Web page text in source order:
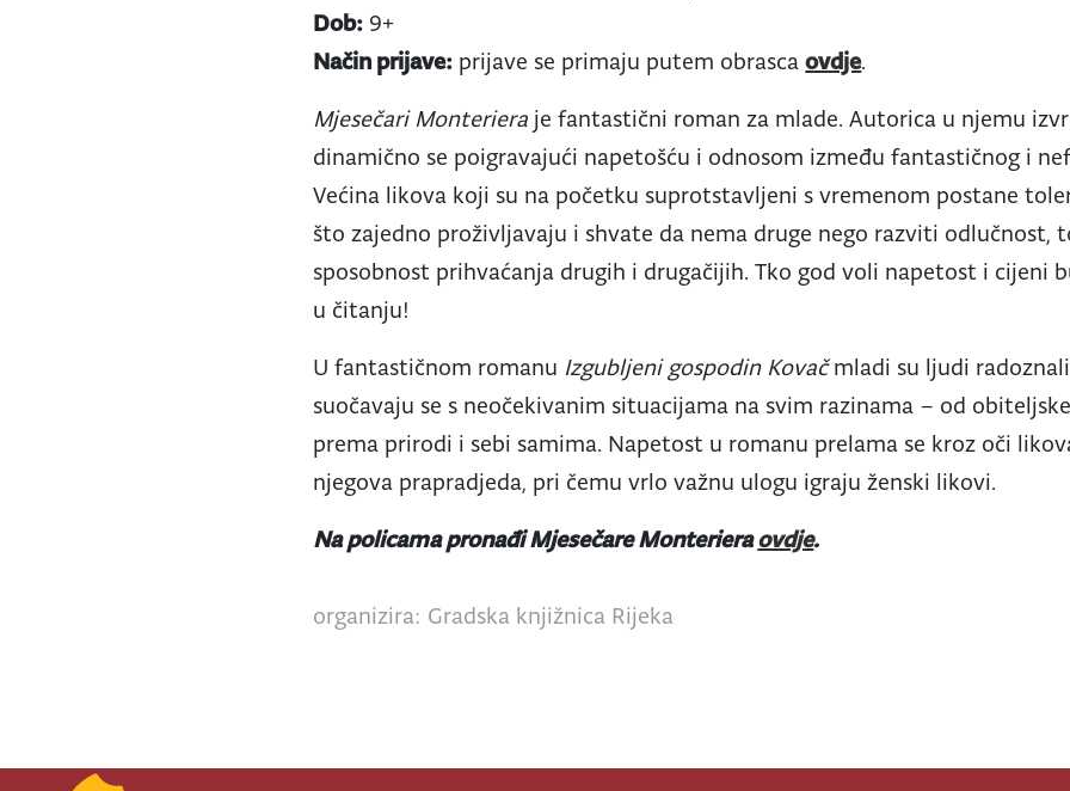
Dob: 9+
Način prijave: prijave se primaju putem obrascaovdje.
Mjesečari Monteriera je fantastični roman za mlade. Autorica u njemu
dinamično se poigravajući napetošću i odnosom između fantastičnog i
Većina likova koji su na početku suprotstavljeni s vremenom postane
što zajedno proživljavaju i shvate da nema druge nego razviti odlučnost,
sposobnost prihvaćanja drugih i drugačijih. Tko god voli napetost i cijeni
u čitanju!
U fantastičnom romanu Izgubljeni gospodin Kovačmladi su ljudi
suočavaju se s neočekivanim situacijama na svim razinama – od
prema prirodi i sebi samima. Napetost u romanu prelama se kroz oči
njegova prapradjeda, pri čemu vrlo važnu ulogu igraju ženski likovi.
Na policama pronađi Mjesečare Monterieraovdje.
organizira: Gradska knjižnica Rijeka